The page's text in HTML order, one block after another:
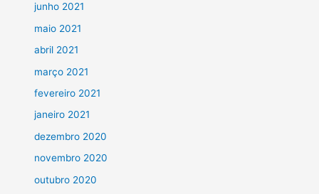
junho 2021
maio 2021
abril 2021
março 2021
fevereiro 2021
janeiro 2021
dezembro 2020
novembro 2020
outubro 2020